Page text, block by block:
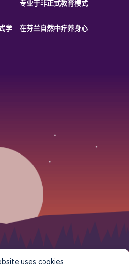
uses cookies
专业于非正式教育模式
学
在芬兰自然中疗养身心